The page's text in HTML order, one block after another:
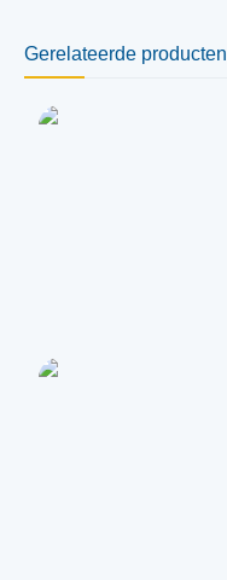
Gerelateerde producten